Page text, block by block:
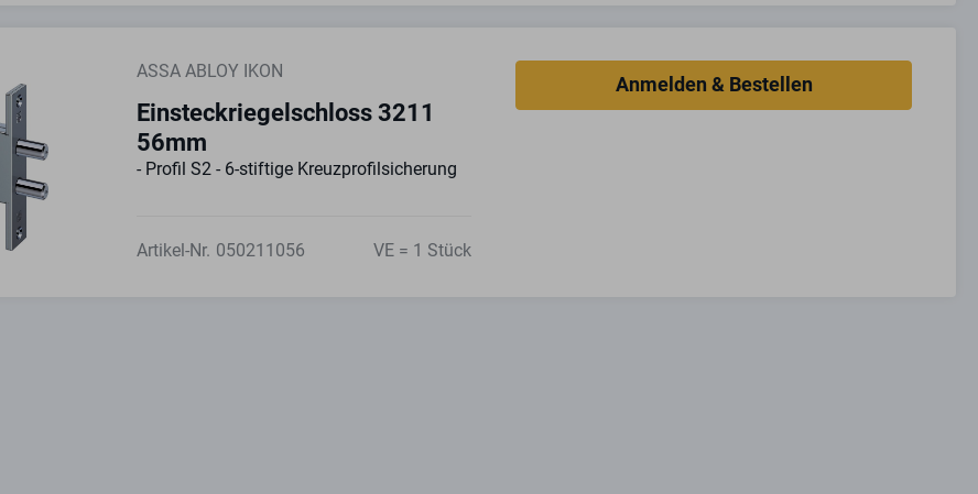
ASSA ABLOY IKON
Einsteckriegelschloss 3211
56mm
- Profil S2 - 6-stiftige Kreuzprofilsicherung
Artikel-Nr. 050211056 VE = 1 Stück